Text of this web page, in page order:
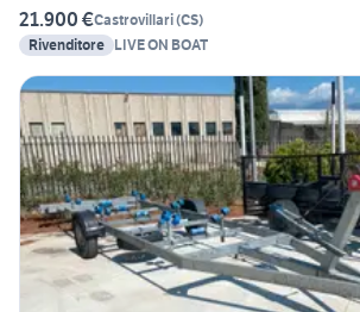
21.900 €Castrovillari(CS)
Rivenditore LIVE ON BOAT